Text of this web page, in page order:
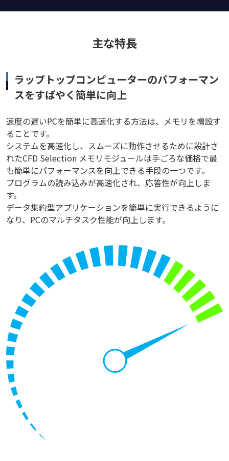
主な特長
ラップトップコンピューターのパフォーマン
スをすばやく簡単に向上
速度の遅いPCを簡単に高速化する方法は、メモリを増設す
ることです。
システムを高速化し、スムーズに動作させるために設計さ
れたCFD Selection メモリモジュールは手ごろな価格で最
も簡単にパフォーマンスを向上できる手段の一つです。
プログラムの読み込みが高速化され、応答性が向上しま
す。
データ集約型アプリケーションを簡単に実行できるように
なり、PCのマルチタスク性能が向上します。